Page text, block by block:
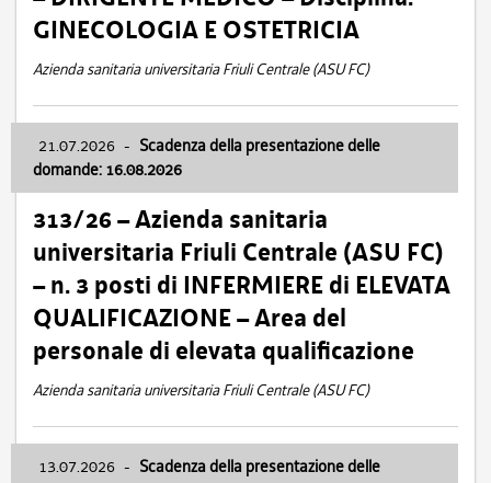
GINECOLOGIA E OSTETRICIA
Azienda sanitaria universitaria Friuli Centrale (ASU FC)
21.07.2026 - Scadenza della presentazione delle
domande: 16.08.2026
313/26 – Azienda sanitaria
universitaria Friuli Centrale (ASU FC)
– n. 3 posti di INFERMIERE di ELEVATA
QUALIFICAZIONE – Area del
personale di elevata qualificazione
Azienda sanitaria universitaria Friuli Centrale (ASU FC)
13.07.2026 - Scadenza della presentazione delle